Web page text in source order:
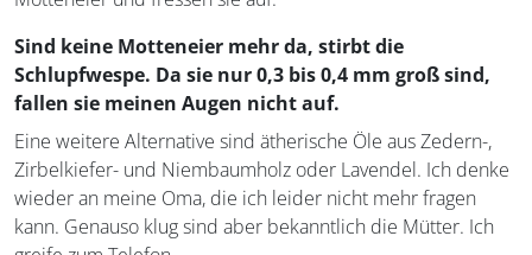
Sind keine Motteneier mehr da, stirbt die
Schlupfwespe. Da sie nur 0,3 bis 0,4 mm groß sind,
fallen sie meinen Augen nicht auf.
Eine weitere Alternative sind ätherische Öle aus Zedern-,
Zirbelkiefer- und Niembaumholz oder Lavendel. Ich denke
wieder an meine Oma, die ich leider nicht mehr fragen
kann. Genauso klug sind aber bekanntlich die Mütter. Ich